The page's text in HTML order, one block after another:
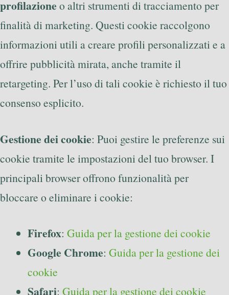
profilazione o altri strumenti di tracciamento per
finalità di marketing. Questi cookie raccolgono
informazioni utili a creare profili personalizzati e a
offrire pubblicità mirata, anche tramite il
retargeting. Per l’uso di tali cookie è richiesto il tuo
consenso esplicito.
Gestione dei cookie: Puoi gestire le preferenze sui
cookie tramite le impostazioni del tuo browser. I
principali browser offrono funzionalità per
bloccare o eliminare i cookie:
Firefox: Guida per la gestione dei cookie
Google Chrome: Guida per la gestione dei
cookie
Safari: Guida per la gestione dei cookie